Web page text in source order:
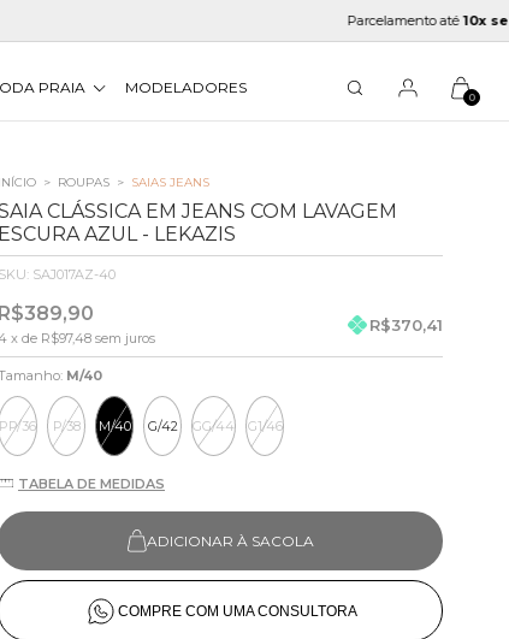
Parcelamento até10x sem juros
PRAIA MODELADORES 0
INÍCIO > ROUPAS > SAIAS JEANS
CLÁSSICA EM JEANS COM LAVAGEM
ESCURA AZUL - LEKAZIS
SKU: SAJ017AZ-40
R$389,90
x de R$97,48 sem juros
R$370,41
M/40
PP/36 P/38 M/40 G/42 GG/44 G1/46
TABELA DE MEDIDAS
ADICIONAR À SACOLA
COMPRE COM UMA CONSULTORA